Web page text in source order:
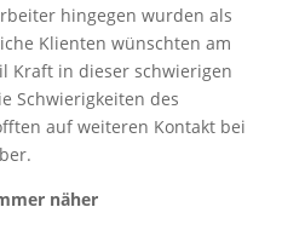
hingegen wurden als
Klienten wünschten am
Kraft in dieser schwierigen
Schwierigkeiten des
auf weiteren Kontakt bei
näher